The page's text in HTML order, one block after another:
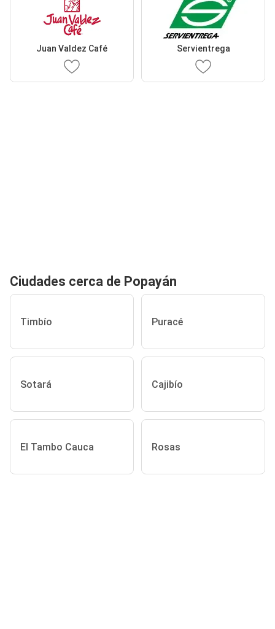
Juan Valdez Café Servientrega
Ciudades cerca de Popayán
Timbío Puracé
Sotará Cajibío
El Tambo Cauca Rosas